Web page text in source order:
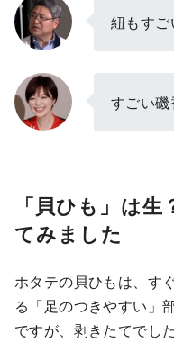
紐もすご
すごい磯
「貝ひも」は
てみました
ホタテの貝ひもは、す
る「足のつきやすい」
ですが、剥きたてでし